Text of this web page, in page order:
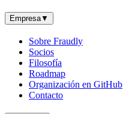
Empresa▼
Sobre Fraudly
Socios
Filosofía
Roadmap
Organización en GitHub
Contacto